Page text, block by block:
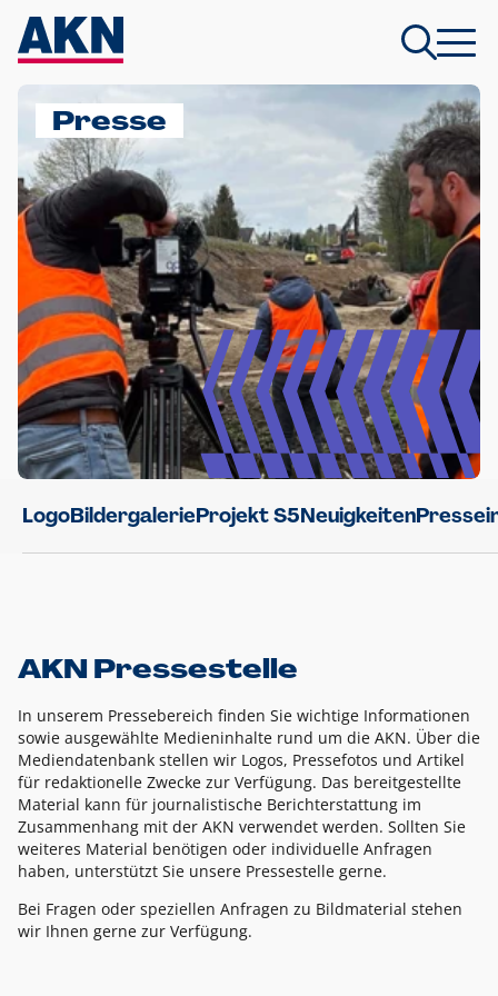
Presse
LogoBildergalerieProjekt S5Neuigkeiten
AKN Pressestelle
In unserem Pressebereich finden Sie wichtige Informationen
sowie ausgewählte Medieninhalte rund um die AKN. Über die
Mediendatenbank stellen wir Logos, Pressefotos und Artikel
für redaktionelle Zwecke zur Verfügung. Das bereitgestellte
Material kann für journalistische Berichterstattung im
Zusammenhang mit der AKN verwendet werden. Sollten Sie
weiteres Material benötigen oder individuelle Anfragen
haben, unterstützt Sie unsere Pressestelle gerne.
Bei Fragen oder speziellen Anfragen zu Bildmaterial stehen
wir Ihnen gerne zur Verfügung.